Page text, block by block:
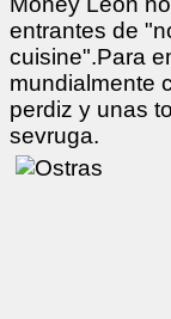
entrantes de
cuisine".Para
mundialmente
perdiz y unas
sevruga.